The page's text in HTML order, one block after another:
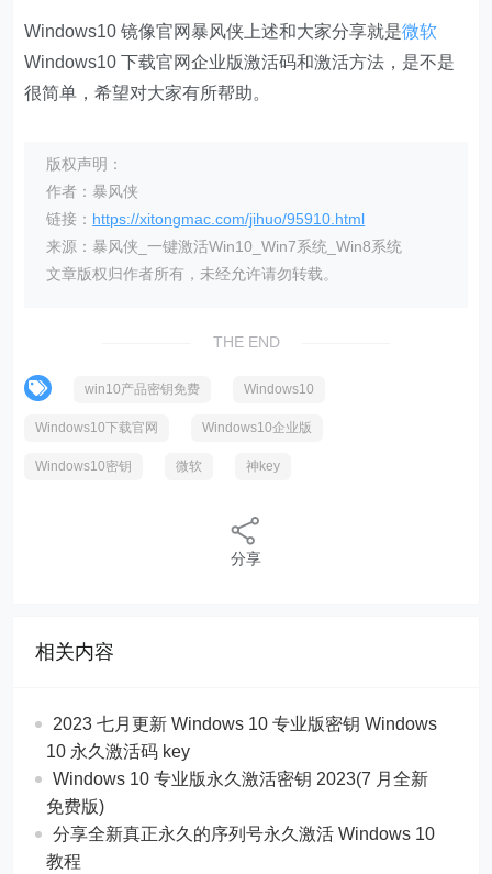
Windows10 镜像官网暴风侠上述和大家分享就是微软
Windows10 下载官网企业版激活码和激活方法，是不是
很简单，希望对大家有所帮助。
版权声明：
作者：暴风侠
链接： https://xitongmac.com/jihuo/95910.html
来源：暴风侠_一键激活Win10_Win7系统_Win8系统
文章版权归作者所有，未经允许请勿转载。
THE END
win10产品密钥免费 Windows10
Windows10下载官网 Windows10企业版
Windows10密钥 微软 神key
分享
相关内容
2023 七月更新 Windows 10 专业版密钥 Windows
10 永久激活码 key
Windows 10 专业版永久激活密钥 2023(7 月全新
免费版)
分享全新真正永久的序列号永久激活 Windows 10
教程